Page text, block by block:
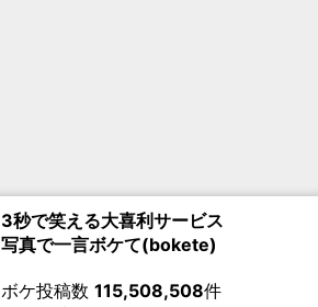
3秒で笑える大喜利サービス
写真で一言ボケて(bokete)
ボケ投稿数 115,508,508件